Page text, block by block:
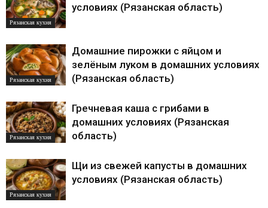
Рязанская кухня
условиях (Рязанская область)
Рязанская кухня
Домашние пирожки с яйцом и
зелёным луком в домашних условиях
(Рязанская область)
Рязанская кухня
Гречневая каша с грибами в
домашних условиях (Рязанская
область)
Рязанская кухня
Щи из свежей капусты в домашних
условиях (Рязанская область)